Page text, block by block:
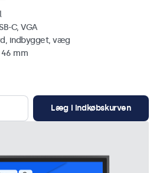
C, VGA
indbygget, væg
mm
Læg i indkøbskurven